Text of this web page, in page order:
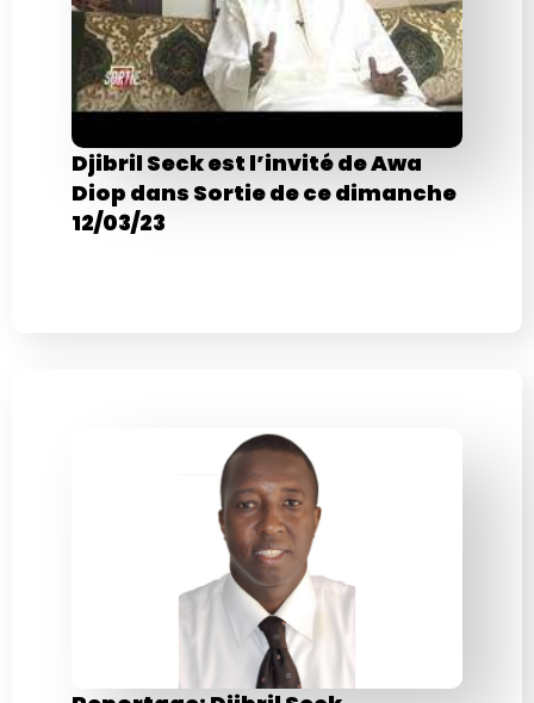
Djibril Seck est l’invité de Awa
Diop dans Sortie de ce dimanche
12/03/23